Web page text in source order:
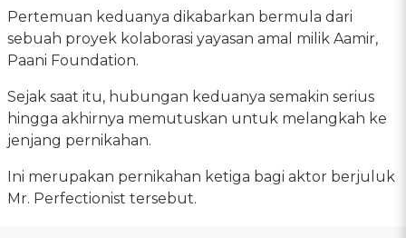
Pertemuan keduanya dikabarkan bermula dari
sebuah proyek kolaborasi yayasan amal milik Aamir,
Paani Foundation.
Sejak saat itu, hubungan keduanya semakin serius
hingga akhirnya memutuskan untuk melangkah ke
jenjang pernikahan.
Ini merupakan pernikahan ketiga bagi aktor berjuluk
Mr. Perfectionist tersebut.